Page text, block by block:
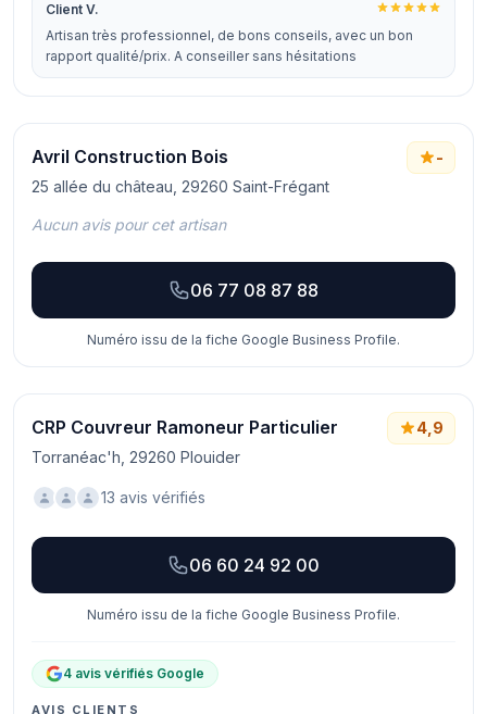
Client V.
Artisan très professionnel, de bons conseils, avec un bon
rapport qualité/prix. A conseiller sans hésitations
Avril Construction Bois
25 allée du château, 29260 Saint-Frégant
-
Aucun avis pour cet artisan
06 77 08 87 88
Numéro issu de la fiche Google Business Profile.
CRP Couvreur Ramoneur Particulier
Torranéac'h, 29260 Plouider
4,9
13 avis vérifiés
06 60 24 92 00
Numéro issu de la fiche Google Business Profile.
4 avis vérifiés Google
AVIS CLIENTS